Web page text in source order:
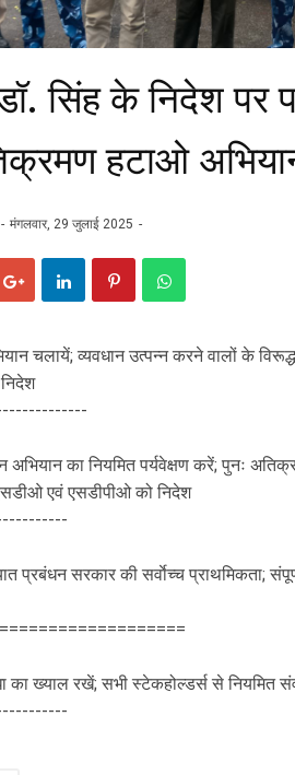
सिंह के निदेश पर
हटाओ
मंगलवार, 29 जुलाई 2025
चलायें; व्यवधान उत्पन्न करने वालों के
का नियमित पर्यवेक्षण करें; पुनः
एवं एसडीपीओ को निदेश
प्रबंधन सरकार की सर्वाेच्च प्राथमिकता;
का ख्याल रखें; सभी स्टेकहोल्डर्स से नियमित